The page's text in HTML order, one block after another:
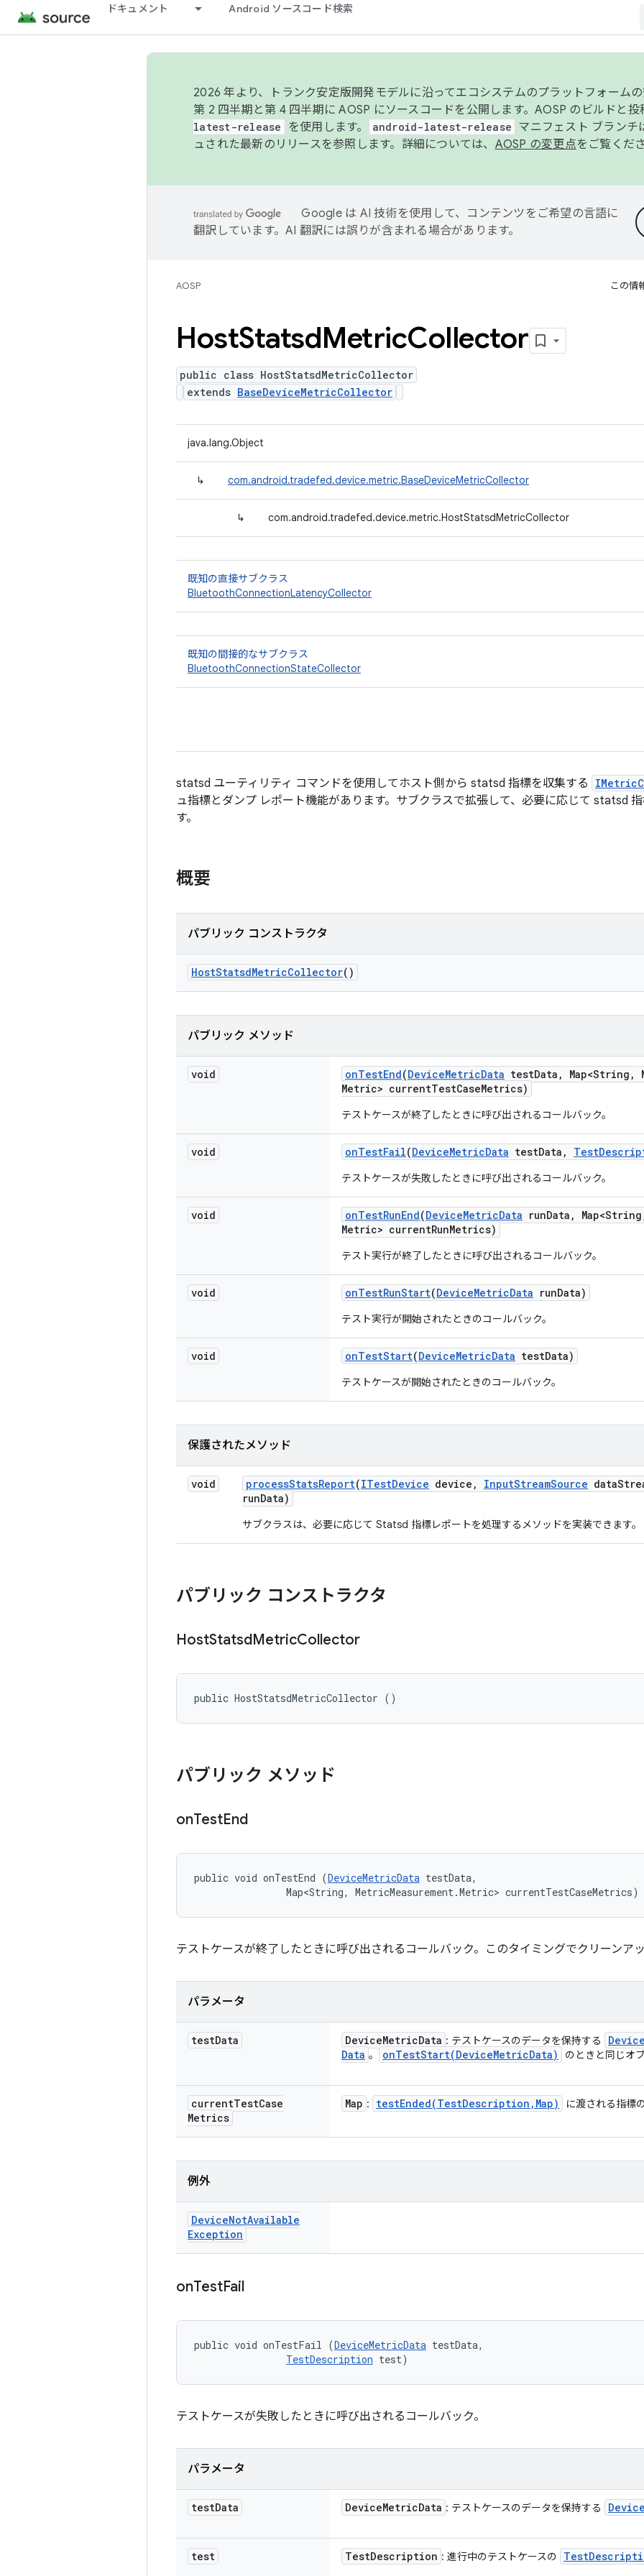
ドキュメント Android ソースコード検索
2026 年より、トランク安定版開発モデルに沿ってエコシステムのプラットフォームの
第 2 四半期と第 4 四半期に AOSP にソースコードを公開します。AOSP のビルドと投
latest-release
を使用します。 android-latest-release マニフェスト ブランチ
ュされた最新のリリースを参照します。詳細については、 AOSP の変更点をご覧くだ
Google は AI 技術を使用して、コンテンツをご希望の言語に
翻訳しています。AI 翻訳には誤りが含まれる場合があります。
AOSP この情
HostStatsdMetricCollector
public class HostStatsdMetricCollector
extends BaseDeviceMetricCollector
java.lang.Object
↳ com.android.tradefed.device.metric.BaseDeviceMetricCollector
↳ com.android.tradefed.device.metric.HostStatsdMetricCollector
既知の直接サブクラス
BluetoothConnectionLatencyCollector
既知の間接的なサブクラス
BluetoothConnectionStateCollector
statsd ユーティリティ コマンドを使用してホスト側から statsd 指標を収集する
ュ指標とダンプ レポート機能があります。サブクラスで拡張して、必要に応じて statsd
す。
概要
パブリック コンストラクタ
HostStatsdMetricCollector()
パブリック メソッド
void onTestEnd(DeviceMetricData testData , Map<String ,
Metric> currentTestCaseMetrics)
テストケースが終了したときに呼び出されるコールバック。
void onTestFail(DeviceMetricData testData , Test
テストケースが失敗したときに呼び出されるコールバック。
void onTestRunEnd(DeviceMetricData runData , Map<String
Metric> currentRunMetrics)
テスト実行が終了したときに呼び出されるコールバック。
void onTestRunStart(DeviceMetricData runData)
テスト実行が開始されたときのコールバック。
void onTestStart(DeviceMetricData testData)
テストケースが開始されたときのコールバック。
保護されたメソッド
void processStatsReport(ITestDevice device , InputStreamSource data
runData)
サブクラスは、必要に応じて Statsd 指標レポートを処理するメソッドを実装できます。
パブリック コンストラクタ
HostStatsdMetricCollector
public HostStatsdMetricCollector ()
パブリック メソッド
onTestEnd
public void onTestEnd (DeviceMetricData testData,
                Map<String, MetricMeasurement.Metric> currentTestCaseMetrics)
テストケースが終了したときに呼び出されるコールバック。このタイミングでクリーンア
パラメータ
testData DeviceMetricData : テストケースのデータを保持する Device
Data 。 onTestStart(DeviceMetricData) のときと同じオ
currentTestCase
Metrics
Map : testEnded(TestDescription , Map) に渡される指標
例外
DeviceNotAvailable
Exception
onTestFail
public void onTestFail (DeviceMetricData testData,
TestDescription test)
テストケースが失敗したときに呼び出されるコールバック。
パラメータ
testData DeviceMetricData : テストケースのデータを保持する Device
test TestDescription : 進行中のテストケースの Test